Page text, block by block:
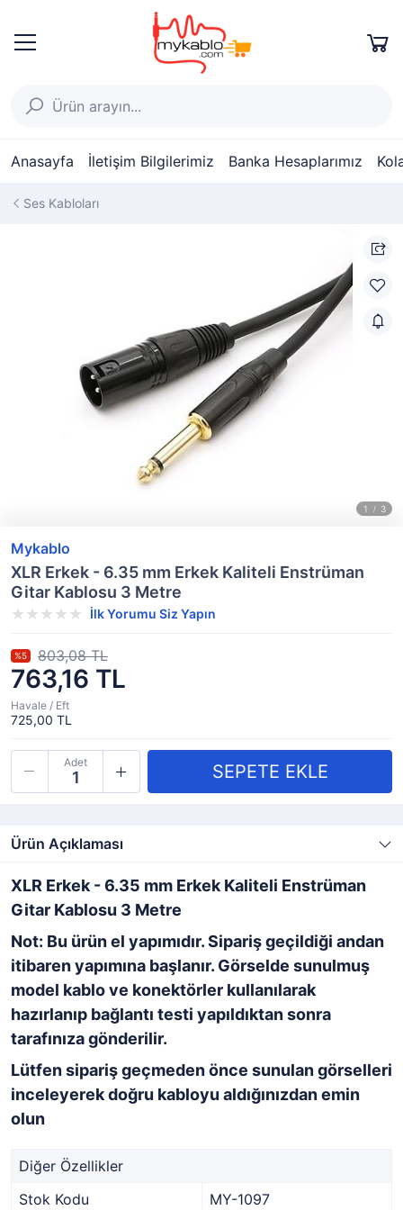
Anasayfa İletişim Bilgilerimiz Banka Hesaplarımız
Ses Kabloları
Mykablo
XLR Erkek - 6.35 mm Erkek Kaliteli Enstrüman
Gitar Kablosu 3 Metre
İlk Yorumu Siz Yapın
763,16 TL
%5 803,08 TL
Havale / Eft
725,00 TL
Adet
Ürün Açıklaması
XLR Erkek - 6.35 mm Erkek Kaliteli Enstrüman
Gitar Kablosu 3 Metre
Not: Bu ürün el yapımıdır. Sipariş geçildiği andan
itibaren yapımına başlanır. Görselde sunulmuş
model kablo ve konektörler kullanılarak
hazırlanıp bağlantı testi yapıldıktan sonra
tarafınıza gönderilir.
Lütfen sipariş geçmeden önce sunulan görselleri
inceleyerek doğru kabloyu aldığınızdan emin
olun
Diğer Özellikler
Stok Kodu
MY-1097